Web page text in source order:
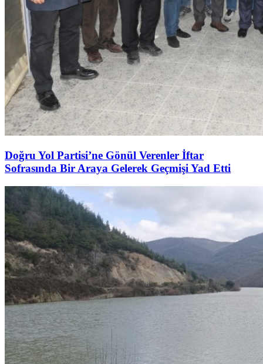
Doğru Yol Partisi’ne Gönül Verenler İftar
Sofrasında Bir Araya Gelerek Geçmişi Yad Etti